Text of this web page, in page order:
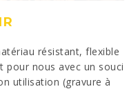
résistant, flexible
pour nous avec un souci
utilisation (gravure à